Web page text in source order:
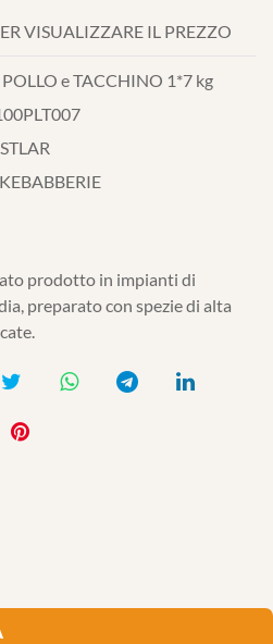
VISUALIZZARE IL PREZZO
e TACCHINO 1*7 kg
KEBABBERIE
prodotto in impianti di
preparato con spezie di alta